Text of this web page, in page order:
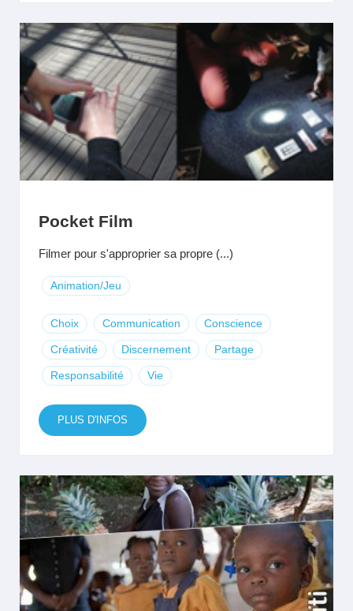
Pocket Film
Filmer pour s'approprier sa propre (...)
Animation/Jeu
Choix Communication Conscience
Créativité Discernement Partage
Responsabilité Vie
PLUS D'INFOS